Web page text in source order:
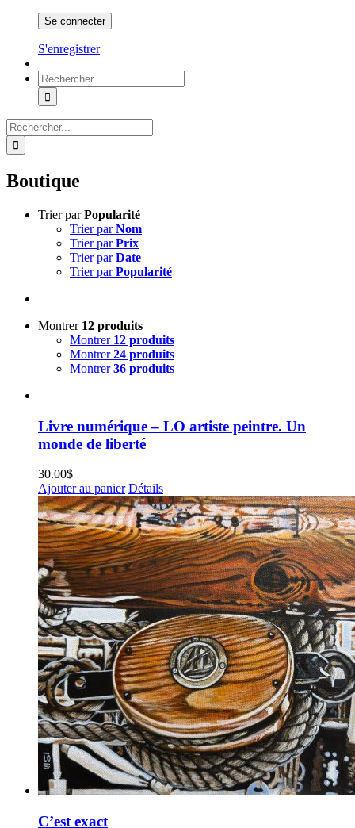
S'enregistrer
Rechercher:
Rechercher:
Boutique
Trier parPopularité
Trier parNom
Trier parPrix
Trier parDate
Trier parPopularité
Montrer 12 produits
Montrer 12 produits
Montrer24 produits
Montrer36 produits
Livre numérique – LO artiste peintre. Un
monde de liberté
30.00$
Ajouter au panier Détails
C’est exact